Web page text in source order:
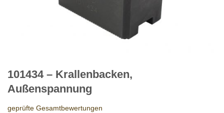
101434 – Krallenbacken,
Außenspannung
geprüfte Gesamtbewertungen